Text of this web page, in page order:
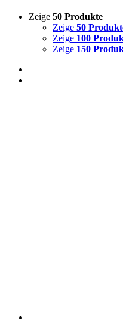
Zeige 50 Produkte
Zeige 50
Zeige 100
Zeige 150